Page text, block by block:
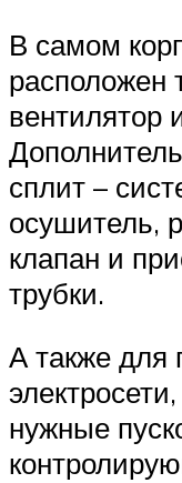
В самом
расположен
вентилятор
сплит –
осушитель,
клапан и
трубки.
А также для
нужные